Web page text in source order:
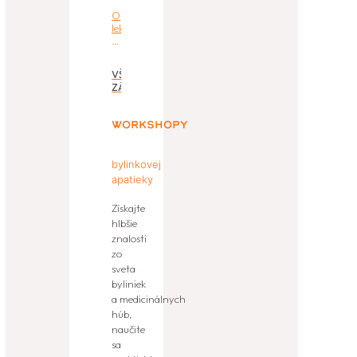
O
lekárnikoch
a
VŠETKY
ZÁZNAMY
Workshopy
bylinkovej
apatieky
Získajte
hlbšie
znalosti
zo
sveta
byliniek
a medicinálnych
húb,
naučite
sa